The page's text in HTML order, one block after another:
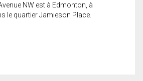
NW est à Edmonton, à
le quartier Jamieson Place.